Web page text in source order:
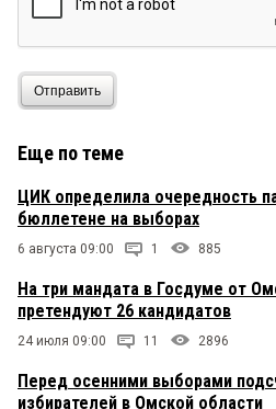
Отправить
Еще по теме
ЦИК определила очередность
бюллетене на выборах
6 августа 09:00 1 885
На три мандата в Госдуме от
претендуют 26 кандидатов
24 июля 09:00 11 2896
Перед осенними выборами
избирателей в Омской области